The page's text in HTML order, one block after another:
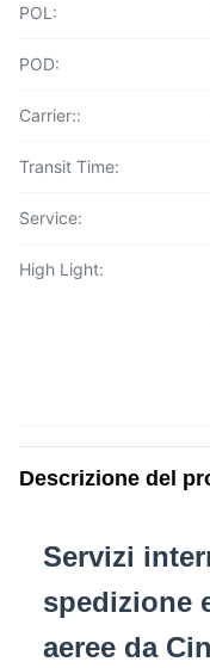
POL:
POD:
Carrier::
Transit Time:
Service:
High Light:
Descrizione del
Servizi
spedizione
aeree da